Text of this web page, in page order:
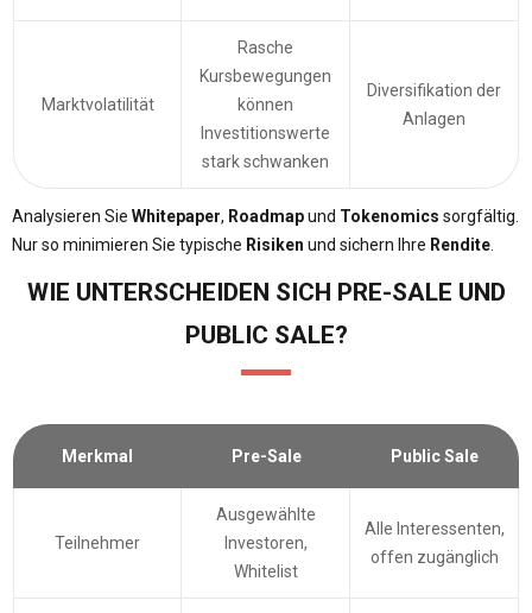
Marktvolatilität
Rasche
Kursbewegungen
können
Investitionswerte
stark schwanken
Diversifikation der
Anlagen
Analysieren Sie Whitepaper, Roadmapund Tokenomics sorgfältig.
Nur so minimieren Sie typische Risiken und sichern Ihre Rendite
WIE UNTERSCHEIDEN SICH PRE-SALE UND
PUBLIC SALE?
Merkmal Pre-Sale Public Sale
Teilnehmer
Ausgewählte
Investoren,
Whitelist
Alle Interessenten,
offen zugänglich